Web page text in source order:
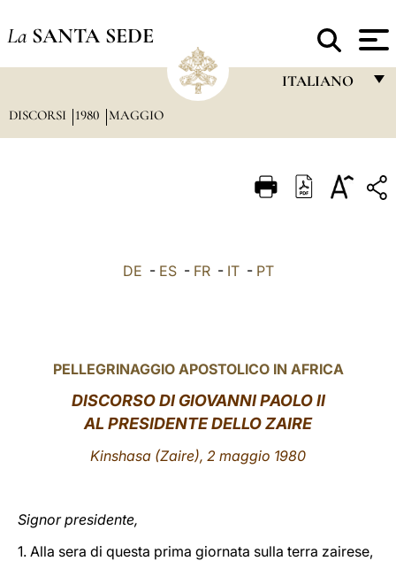
La SANTA SEDE
ITALIANO
ITALIANO
中文
LATINE
DISCORSI 1980 MAGGIO
DE - ES- FR- IT- PT
PELLEGRINAGGIO APOSTOLICO IN AFRICA
DISCORSO DI GIOVANNI PAOLO II
AL PRESIDENTE DELLO ZAIRE
Kinshasa (Zaire), 2 maggio 1980
Signor presidente,
1. Alla sera di questa prima giornata sulla terra zairese,